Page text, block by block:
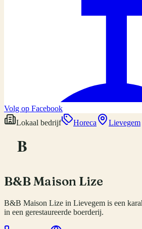
Volg op Facebook
Lokaal bedrijf
Horeca Lievegem
B
B&B Maison Lize
B&B Maison Lize in Lievegem is een
in een gerestaureerde boerderij.